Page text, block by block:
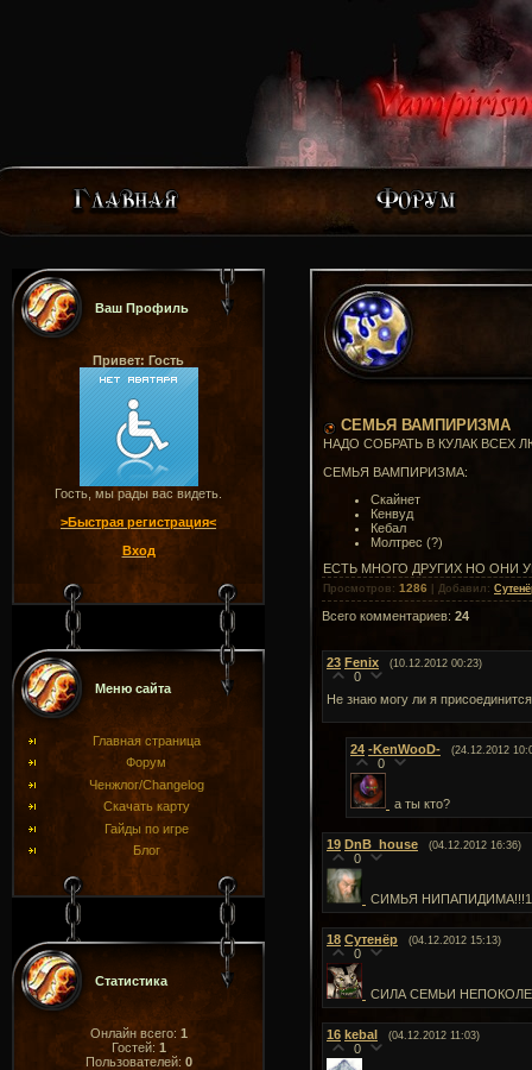
Ваш Профиль
Привет: Гость
Гость, мы рады вас видеть.
>Быстрая регистрация<
Вход
Меню сайта
Главная страница
Форум
Ченжлог/Changelog
Скачать карту
Гайды по игре
Блог
Статистика
Онлайн всего: 1
Гостей: 1
Пользователей: 0
СЕМЬЯ ВАМПИРИЗМА
НАДО СОБРАТЬ В КУЛАК ВСЕХ
СЕМЬЯ ВАМПИРИЗМА:
Скайнет
Кенвуд
Кебал
Молтрес (?)
ЕСТЬ МНОГО ДРУГИХ НО ОНИ
Просмотров : 1286 Добавил :
Всего комментариев: 24
23 Fenix (10.12.2012 00:23)
0
Не знаю могу ли я
24 -KenWooD- (24.12.2012
0
а ты кто?
19 DnB_house (04.12.2012 16:36)
0
СИМЬЯ
18 Сутенёр (04.12.2012 15:13)
0
СИЛА СЕМЬИ
16 kebal (04.12.2012 11:03)
0